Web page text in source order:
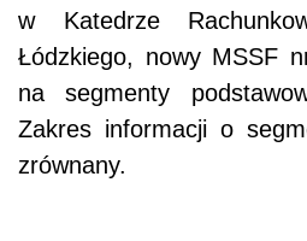
w Katedrze
Łódzkiego, nowy MSSF
na segmenty
Zakres informacji o
zrównany.